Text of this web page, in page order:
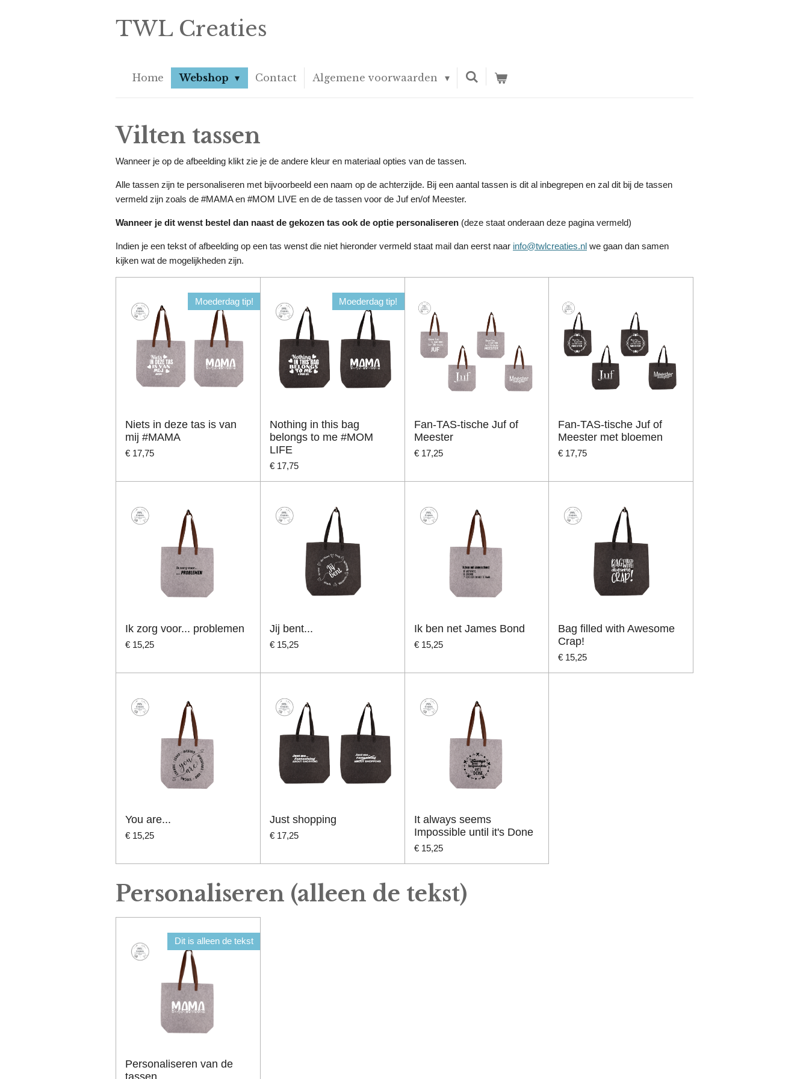
TWL Creaties
Home Webshop Contact Algemene voorwaarden
Vilten tassen
Wanneer je op de afbeelding klikt zie je de andere kleur en materiaal opties van de tassen.
Alle tassen zijn te personaliseren met bijvoorbeeld een naam op de achterzijde. Bij een aantal tassen is dit al inbegrepen en zal dit bij de tassen
vermeld zijn zoals de #MAMA en #MOM LIVE en de de tassen voor de Juf en/of Meester.
Wanneer je dit wenst bestel dan naast de gekozen tas ook de optie personaliseren (deze staat onderaan deze pagina vermeld)
Indien je een tekst of afbeelding op een tas wenst die niet hieronder vermeld staat mail dan eerst naar info@twlcreaties.nl we gaan dan samen
kijken wat de mogelijkheden zijn.
Moederdag tip!
Niets in deze tas is van
mij #MAMA
€ 17,75
Moederdag tip!
Nothing in this bag
belongs to me #MOM
LIFE
€ 17,75
Fan-TAS-tische Juf of
Meester
€ 17,25
Fan-TAS-tische Juf of
Meester met bloemen
€ 17,75
Ik zorg voor... problemen
€ 15,25
Jij bent...
€ 15,25
Ik ben net James Bond
€ 15,25
Bag filled with Awesome
Crap!
€ 15,25
You are...
€ 15,25
Just shopping
€ 17,25
It always seems
Impossible until it's Done
€ 15,25
Personaliseren (alleen de tekst)
Dit is alleen de tekst
Personaliseren van de